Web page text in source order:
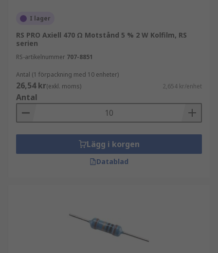
telekommunikations- och medicinteknisk
industri. De är mest lämpade för större kretskort
Typer av genomgående hålresistorer
De vanligaste typerna av genomgående
hålresistorer är trådlindade och axiella
komponenter:
Axiella paket har platta profiler och
cylindriska eller lådformade format med
lindade runt kärnor gjorda av keramik, plast
eller glasfiber, vilket ger dem högre
I lager
RS PRO Axiell 470 Ω Motstånd 5 % 2 W Kolfilm, RS
serien
RS-artikelnummer 707-8851
Antal (1 förpackning med 10 enheter)
26,54 kr(exkl. moms) 2,654 kr/enhet
Antal
Lägg i korgen
Datablad